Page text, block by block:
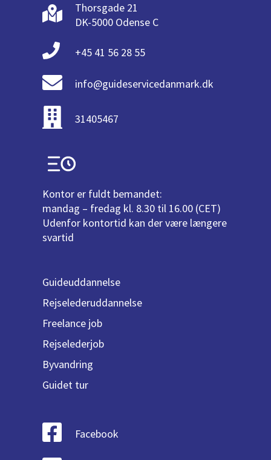
Thorsgade 21
DK-5000 Odense C
+45 41 56 28 55
info@guideservicedanmark.dk
31405467
Kontor er fuldt bemandet:
mandag – fredag kl. 8.30 til 16.00 (CET)
Udenfor kontortid kan der være længere
svartid
Guideuddannelse
Rejselederuddannelse
Freelance job
Rejselederjob
Byvandring
Guidet tur
Facebook